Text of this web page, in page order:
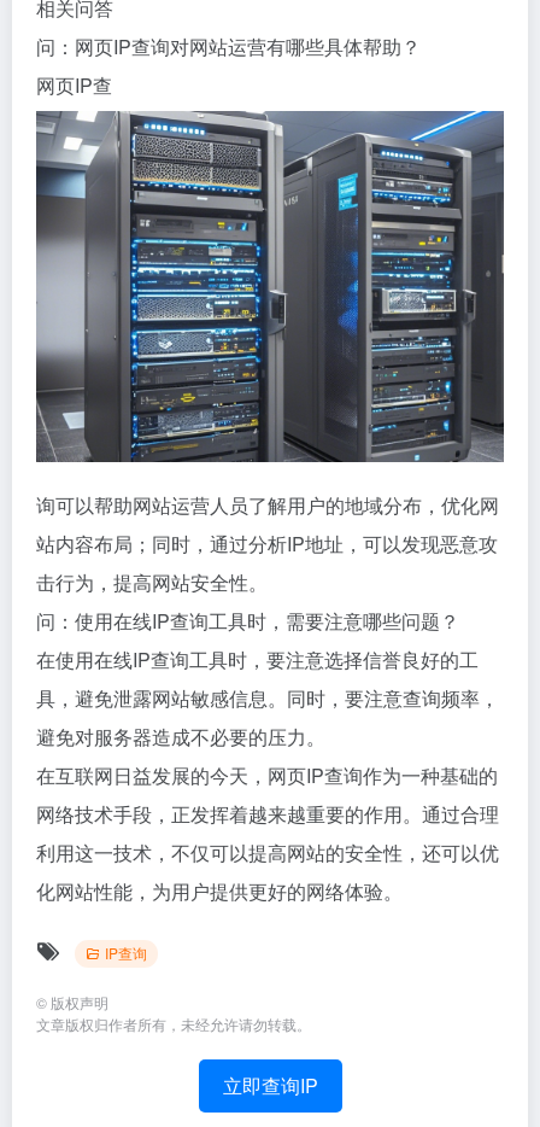
相关问答
问：网页IP查询对网站运营有哪些具体帮助？
网页IP查
询可以帮助网站运营人员了解用户的地域分布，优化网
站内容布局；同时，通过分析IP地址，可以发现恶意攻
击行为，提高网站安全性。
问：使用在线IP查询工具时，需要注意哪些问题？
在使用在线IP查询工具时，要注意选择信誉良好的工
具，避免泄露网站敏感信息。同时，要注意查询频率，
避免对服务器造成不必要的压力。
在互联网日益发展的今天，网页IP查询作为一种基础的
网络技术手段，正发挥着越来越重要的作用。通过合理
利用这一技术，不仅可以提高网站的安全性，还可以优
化网站性能，为用户提供更好的网络体验。
IP查询
© 版权声明
文章版权归作者所有，未经允许请勿转载。
立即查询IP